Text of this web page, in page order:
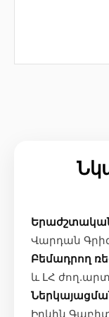
Վարդան
Բեմադրող
և ԼՀ
Իրկին